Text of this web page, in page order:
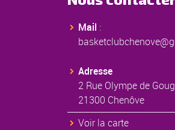
Mail :
Adresse
2 Rue Olympe de
21300 Chenôve
Voir la carte